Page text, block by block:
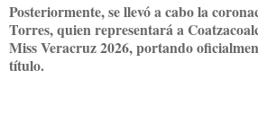
Posteriormente, se llevó a cabo la
Torres, quien representará a
Miss Veracruz 2026, portando
título.